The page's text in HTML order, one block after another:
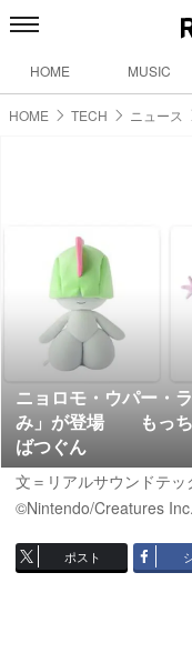
HOME MUSIC
HOME TECH ニュース
ニョロモ・ウパー・
み」が登場 もっち
ばつぐん
文＝リアルサウンドテ
©Nintendo/Creatures
ポスト